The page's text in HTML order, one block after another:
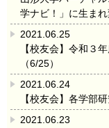
学ナビ！」に生まれ
2021.06.25
【校友会】令和３
（6/25）
2021.06.24
【校友会】各学部
2021.06.23